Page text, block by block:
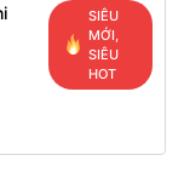
SIÊU
MỚI,
SIÊU
HOT